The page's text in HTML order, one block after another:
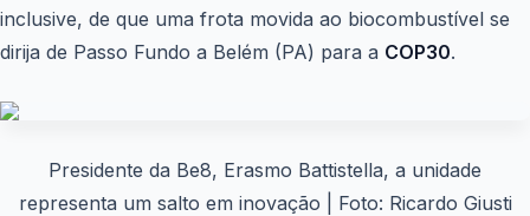
inclusive, de que uma frota movida ao biocombustível se
dirija de Passo Fundo a Belém (PA) para a COP30.
Presidente da Be8, Erasmo Battistella, a unidade
representa um salto em inovação
| Foto: Ricardo Giusti